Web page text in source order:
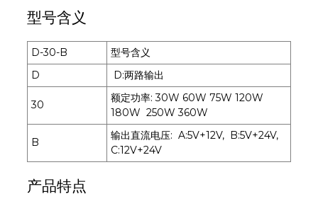
型号含义
D-30-B
型号含义
D
D:两路输出
30
额定功率: 30W 60W 75W 120W
180W 250W 360W
B
输出直流电压: A:5V+12V, B:5V+24V,
C:12V+24V
产品特点